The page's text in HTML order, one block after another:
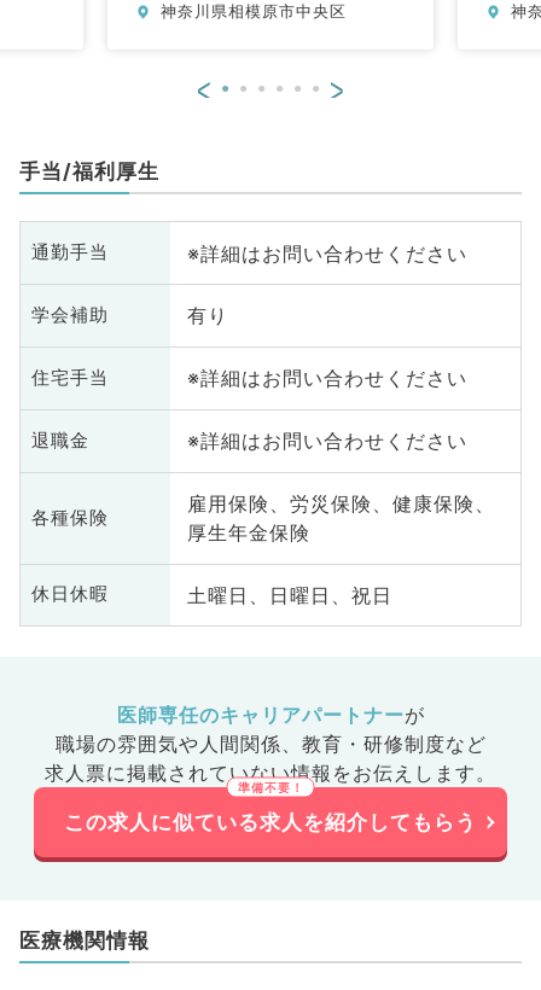
神奈川県相模原市中央区 神
< >
手当/福利厚生
通勤手当 ※詳細はお問い合わせください
学会補助 有り
住宅手当 ※詳細はお問い合わせください
退職金 ※詳細はお問い合わせください
各種保険
雇用保険、労災保険、健康保険、
厚生年金保険
休日休暇 土曜日、日曜日、祝日
医師専任のキャリアパートナーが
職場の雰囲気や人間関係、 教育・研修制度など
求人票に掲載されていない情報をお伝えします。
この求人に似ている求人を紹介してもらう
医療機関情報